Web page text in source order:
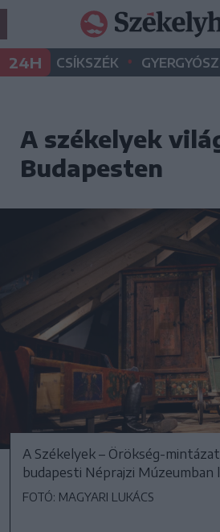
24H CSÍKSZÉK •
A székelyek
Budapesten
A Székelyek – Örökség-
budapesti Néprajzi
FOTÓ: MAGYARI LUKÁCS